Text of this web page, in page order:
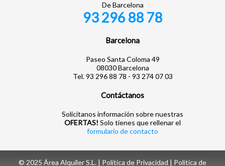
De Barcelona
93 296 88 78
Barcelona
Paseo Santa Coloma 49
08030 Barcelona
Tel. 93 296 88 78 - 93 274 07 03
Contáctanos
Solicítanos información sobre nuestras
OFERTAS! Solo tienes que rellenar el
formulario de contacto
© 2025 Área Alquiler S.L. | Política de Privacidad | Política de